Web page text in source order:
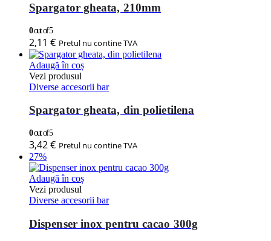
Spargator gheata, 210mm
0out of 5
2,11€ Pretul nu contine TVA
Adaugă în coș
Vezi produsul
Diverse accesorii bar
Spargator gheata, din polietilena
0out of 5
3,42€ Pretul nu contine TVA
27%
Adaugă în coș
Vezi produsul
Diverse accesorii bar
Dispenser inox pentru cacao 300g